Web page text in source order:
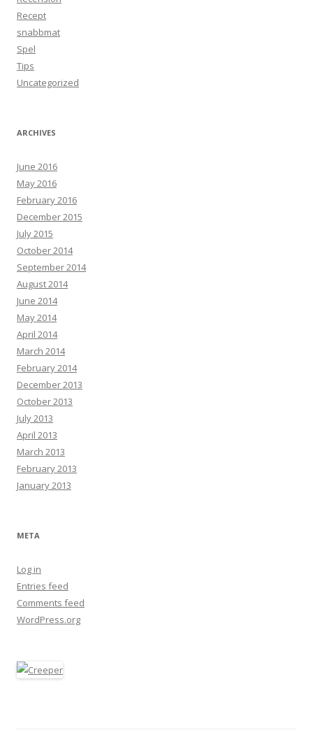
Recept
snabbmat
Spel
Tips
Uncategorized
ARCHIVES
June 2016
May 2016
February 2016
December 2015
July 2015
October 2014
September 2014
August 2014
June 2014
May 2014
April 2014
March 2014
February 2014
December 2013
October 2013
July 2013
April 2013
March 2013
February 2013
January 2013
META
Log in
Entries feed
Comments feed
WordPress.org